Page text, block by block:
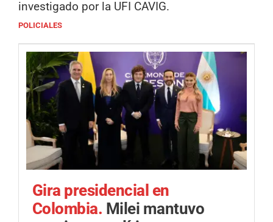
investigado por la UFI CAVIG.
POLICIALES
Gira presidencial en
Colombia. Milei mantuvo